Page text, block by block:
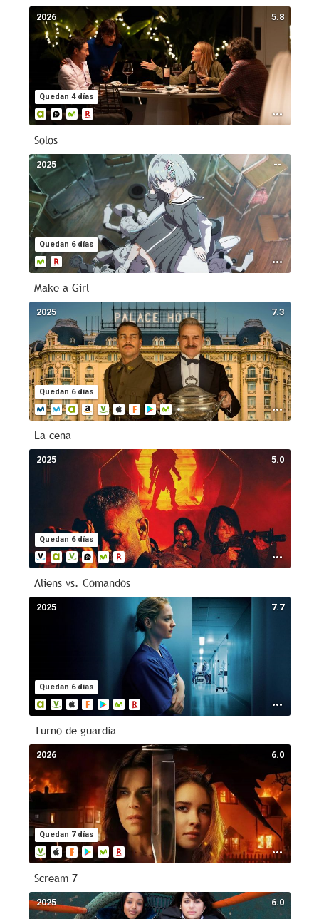
5.8
Quedan 4 días
2026
Solos
--
Quedan 6 días
2025
Make a Girl
7.3
Quedan 6 días
2025
La cena
5.0
Quedan 6 días
2025
Aliens vs. Comandos
7.7
Quedan 6 días
2025
Turno de guardia
6.0
Quedan 7 días
2026
Scream 7
6.0
2025